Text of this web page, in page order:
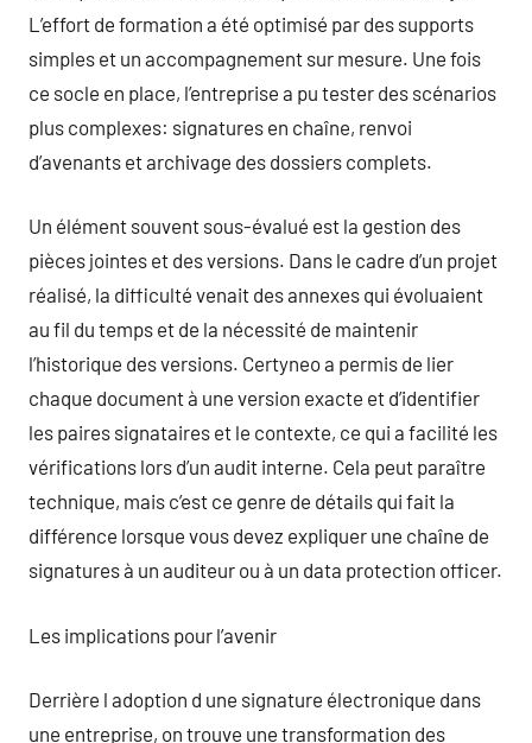
L’effort de formation a été optimisé par des supports
simples et un accompagnement sur mesure. Une fois
ce socle en place, l’entreprise a pu tester des scénarios
plus complexes: signatures en chaîne, renvoi
d’avenants et archivage des dossiers complets.
Un élément souvent sous-évalué est la gestion des
pièces jointes et des versions. Dans le cadre d’un projet
réalisé, la difficulté venait des annexes qui évoluaient
au fil du temps et de la nécessité de maintenir
l’historique des versions. Certyneo a permis de lier
chaque document à une version exacte et d’identifier
les paires signataires et le contexte, ce qui a facilité les
vérifications lors d’un audit interne. Cela peut paraître
technique, mais c’est ce genre de détails qui fait la
différence lorsque vous devez expliquer une chaîne de
signatures à un auditeur ou à un data protection officer.
Les implications pour l’avenir
Derrière l adoption d une signature électronique dans
une entreprise, on trouve une transformation des